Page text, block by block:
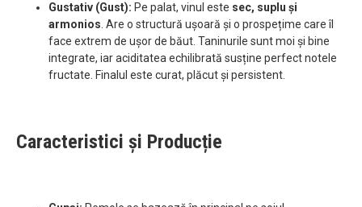
Gustativ (Gust): Pe palat, vinul este sec, suplu și
armonios. Are o structură ușoară și o prospețime care îl
face extrem de ușor de băut. Taninurile sunt moi și bine
integrate, iar aciditatea echilibrată susține perfect notele
fructate. Finalul este curat, plăcut și persistent.
Caracteristici și Producție